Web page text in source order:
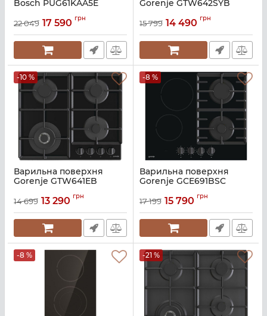
Bosch PUG61KAA5E
22 049 17 590 грн
Gorenje GTW642SYB
15 799 14 490 грн
-10 %
Варильна поверхня
Gorenje GTW641EB
14 699 13 290 грн
-8 %
Варильна поверхня
Gorenje GCE691BSC
17 199 15 790 грн
-8 % -21 %